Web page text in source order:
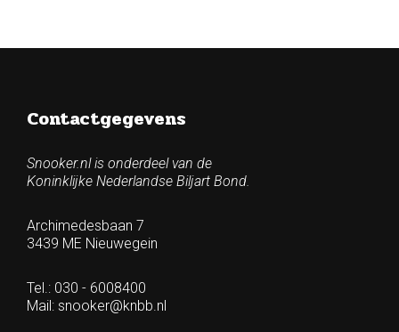
Contactgegevens
Snooker.nl is onderdeel van de
Koninklijke Nederlandse Biljart Bond.
Archimedesbaan 7
3439 ME Nieuwegein
Tel.: 030 - 6008400
Mail: snooker@knbb.nl